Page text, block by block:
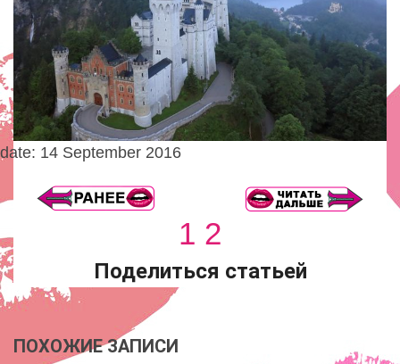
date: 14 September 2016
1 2
Поделиться статьей
ПОХОЖИЕ ЗАПИСИ